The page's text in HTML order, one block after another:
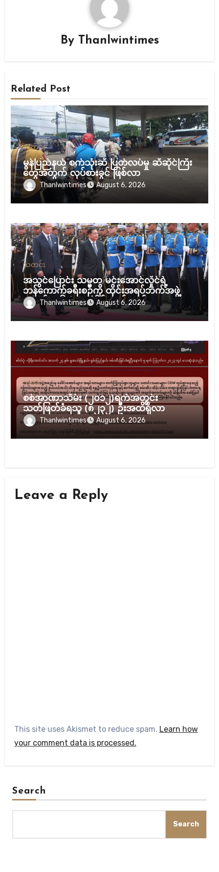
By Thanlwintimes
Related Post
သတင်း
မွန်ပြည်နယ် စက်သုံးဆီ ပြတ်လပ်မှု ဆီဆိုင်ကြီး
တွေအတွက် လုပ်စားခွင် ဖြစ်လာ
Thanlwintimes August 6, 2026
သတင်း
အသွင်ပြောင်း သမ္မတ မင်းအောင်လှိုင်ရဲ့
ဘန်ကောက်ခရီးစဉ်ကို ထိုင်းအရပ်ဘက်အဖွဲ့
အစည်း ၁၆ ဖွဲ့ ပူးပေါင်း ကန့်ကွက်
Thanlwintimes August 6, 2026
သတင်း
စစ်အာဏာသိမ်း (၂၀၁၂)ရက်အတွင်း
သတ်ဖြတ်ခံရသူ (၈၂၃၂) ဦးအထိရှိလာ
Thanlwintimes August 6, 2026
Leave a Reply
This site uses Akismet to reduce spam. Learn how
your comment data is processed.
Search
Search